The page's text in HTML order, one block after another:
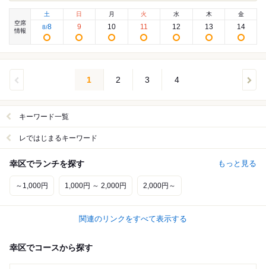
空席
情報
土
8/8
日
9
月
10
火
11
水
12
木
13
金
14
1 2 3 4
キーワード一覧
レではじまるキーワード
幸区でランチを探す もっと見る
～1,000円 1,000円 ～ 2,000円 2,000円～
関連のリンクをすべて表示する
幸区でコースから探す